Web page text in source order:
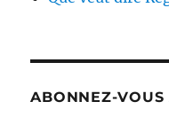
ABONNEZ-VOUS